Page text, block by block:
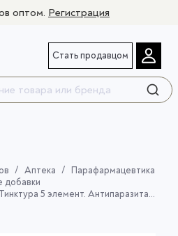
оптом. Регистрация
Стать продавцом
Аптека
Парафармацевтика
добавки
Антипаразитарная - очищение организма